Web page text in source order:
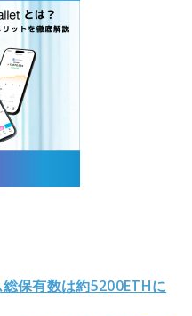
保有数は約5200ETHに